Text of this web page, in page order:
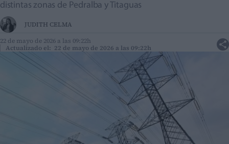
distintas zonas de Pedralba y Titaguas
JUDITH CELMA
22 de mayo de 2026 a las 09:22h
Actualizado el: 22 de mayo de 2026 a las 09:22h